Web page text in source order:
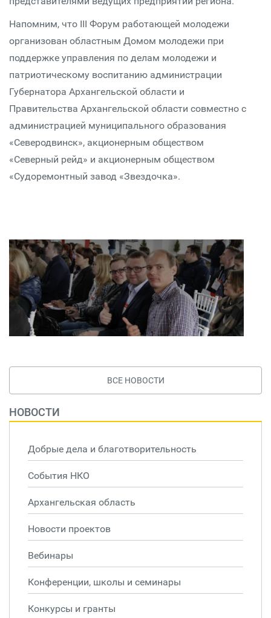
Напомним, что III Форум работающей молодежи
организован областным Домом молодежи при
поддержке управления по делам молодежи и
патриотическому воспитанию администрации
Губернатора Архангельской области и
Правительства Архангельской области совместно с
администрацией муниципального образования
«Северодвинск», акционерным обществом
«Северный рейд» и акционерным обществом
«Судоремонтный завод «Звездочка».
ВСЕ НОВОСТИ
НОВОСТИ
Добрые дела и благотворительность
События НКО
Архангельская область
Новости проектов
Вебинары
Конференции, школы и семинары
Конкурсы и гранты